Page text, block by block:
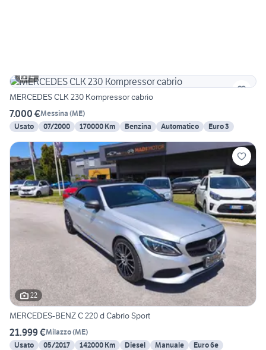
4
MERCEDES CLK 230 Kompressor cabrio
7.000 €Messina (ME)
Usato
07/2000 170000 Km Benzina Automatico Euro 3
22
MERCEDES-BENZ C 220 d Cabrio Sport
21.999 €Milazzo(ME)
Usato
05/2017 142000 Km Diesel Manuale
Euro 6e